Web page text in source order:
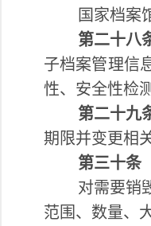
国家档案
第二十八
子档案管理信
性、安全性检
第二十九
期限并变更相
第三十条
对需要销
范围、数量、